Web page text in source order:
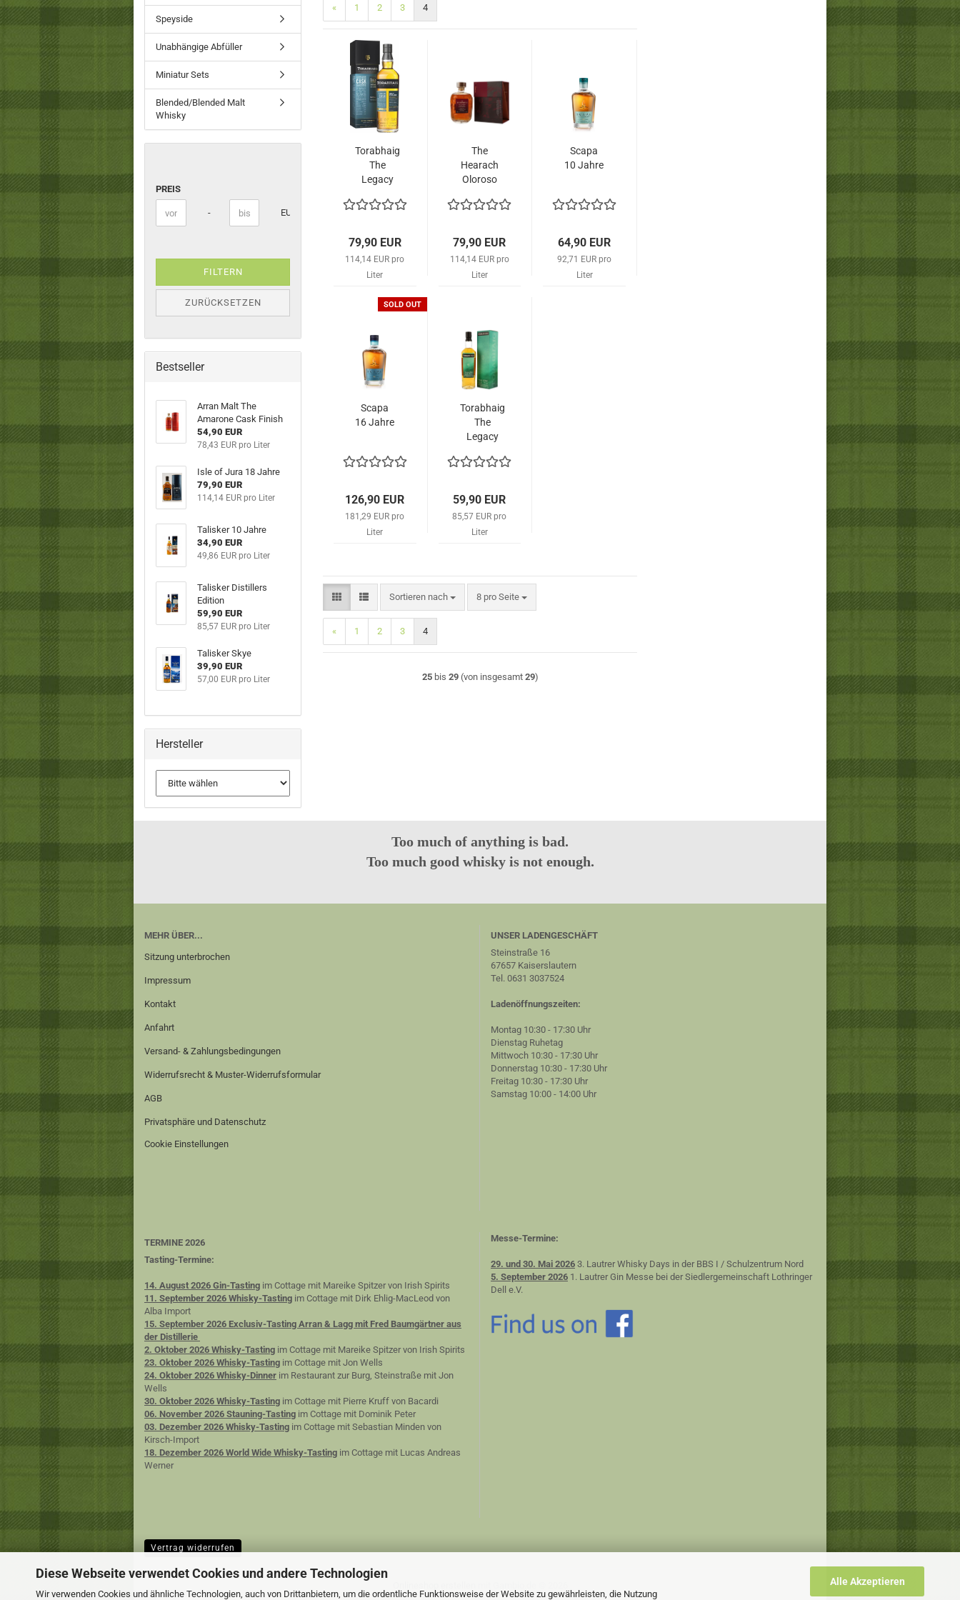
Diese Webseite verwendet Cookies und andere Technologien
Wir verwenden Cookies und ähnliche Technologien, auch von Drittanbietern, um die ordentliche Funktionsweise der Website zu gewährleisten, die Nutzung
Alle Akzeptieren
« 1 2 3 4
Torabhaig
The
Legacy
Allt
Batch
Strength
79,90 EUR
114,14 EUR pro
Liter
The
Hearach
Oloroso
Release
79,90 EUR
114,14 EUR pro
Liter
Scapa
10 Jahre
64,90 EUR
92,71 EUR pro
Liter
SOLD OUT
Scapa
16 Jahre
126,90 EUR
181,29 EUR pro
Liter
Torabhaig
The
Legacy
Chapter 4
Of Sleat
59,90 EUR
85,57 EUR pro
Liter
Sortieren nach
Sortieren nach 8 pro Seite
pro Seite
« 1 2 3 4
25bis 29(von insgesamt 29)
Speyside
Unabhängige Abfüller
Miniatur Sets
Blended/Blended Malt
Whisky
PREIS
Preis bis - EUR
FILTERN
ZURÜCKSETZEN
Bestseller
Arran Malt The
Amarone Cask Finish
54,90 EUR
78,43 EUR pro Liter
Isle of Jura 18 Jahre
79,90 EUR
114,14 EUR pro Liter
Talisker 10 Jahre
34,90 EUR
49,86 EUR pro Liter
Talisker Distillers
Edition
59,90 EUR
85,57 EUR pro Liter
Talisker Skye
39,90 EUR
57,00 EUR pro Liter
Hersteller
Too much of anything is bad.
Too much good whisky is not enough.
MEHR ÜBER...
Sitzung unterbrochen
Impressum
Kontakt
Anfahrt
Versand- & Zahlungsbedingungen
Widerrufsrecht & Muster-Widerrufsformular
AGB
Privatsphäre und Datenschutz
Cookie Einstellungen
UNSER LADENGESCHÄFT
Steinstraße 16
67657 Kaiserslautern
Tel. 0631 3037524
Ladenöffnungszeiten:
Montag 10:30 - 17:30 Uhr
Dienstag Ruhetag
Mittwoch 10:30 - 17:30 Uhr
Donnerstag 10:30 - 17:30 Uhr
Freitag 10:30 - 17:30 Uhr
Samstag 10:00 - 14:00 Uhr
TERMINE 2026
Tasting-Termine:
14. August 2026 Gin-Tasting im Cottage mit Mareike Spitzer von Irish Spirits
11. September 2026 Whisky-Tasting im Cottage mit Dirk Ehlig-MacLeod von
Alba Import
15. September 2026 Exclusiv-Tasting Arran & Lagg mit Fred Baumgärtner aus
der Distillerie
2. Oktober 2026 Whisky-Tasting im Cottage mit Mareike Spitzer von Irish Spirits
23. Oktober 2026 Whisky-Tasting im Cottage mit Jon Wells
24. Oktober 2026 Whisky-Dinner im Restaurant zur Burg, Steinstraße mit Jon
Wells
30. Oktober 2026 Whisky-Tasting im Cottage mit Pierre Kruff von Bacardi
06. November 2026 Stauning-Tasting im Cottage mit Dominik Peter
03. Dezember 2026 Whisky-Tasting im Cottage mit Sebastian Minden von
Kirsch-Import
18. Dezember 2026 World Wide Whisky-Tasting im Cottage mit Lucas Andreas
Werner
Messe-Termine:
29. und 30. Mai 2026 3. Lautrer Whisky Days in der BBS I / Schulzentrum Nord
5. September 2026 1. Lautrer Gin Messe bei der Siedlergemeinschaft Lothringer
Dell e.V.
Vertrag widerrufen